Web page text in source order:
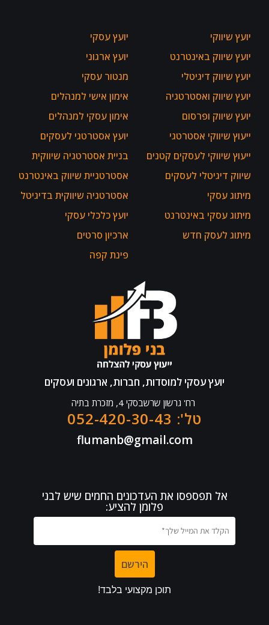
יועץ עסקי למוסדות, חברות, ארגונים ועסקים
רח' גרשון שרשבסקי 4, מזכרת בתיה
טל': 052-420-30-43
flumanb@gmail.com
אל תפספסו את העדכונים החמים שיש לבני
פלומן להציע:
יועץ עסקי
יועץ ארגוני
מנטור עסקי
אימון אישי למנהלים
אימון עסקי למנהלים
יועץ אסטרטגי לעסקים
בניית אסטרטגיה שיווקית
אסטרטגיית שיווק באינטרנט
אסטרטגיה שיווקית בדיגיטל
יועץ כלכלי עסקי
ארכיון סרטים
פינת קפה
יועץ שיווקי
יועץ שיווק באינטרנט
יועץ שיווק דיגיטלי
יועץ שיווק ואסטרטגיה
יועץ שיווק ופרסום
ייעוץ שיווקי אסטרטגי
ייעוץ שיווקי לעסקים קטנים
שיווק דיגיטלי לעסקים
מיתוג עסקי
מיתוג עסקי באינטרנט
מיתוג לעסק חדש